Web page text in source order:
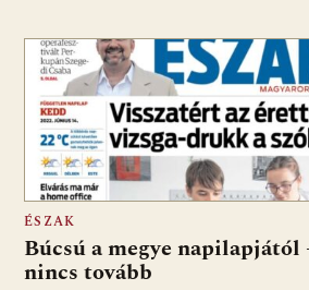
ÉSZAK
Búcsú a megye napilapjától
nincs tovább